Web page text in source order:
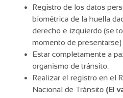
Registro de los datos
biométrica de la huella
derecho e izquierdo (se
momento de presentarse)
Estar completamente a
organismo de tránsito.
Realizar el registro en el
Nacional de Tránsito (El